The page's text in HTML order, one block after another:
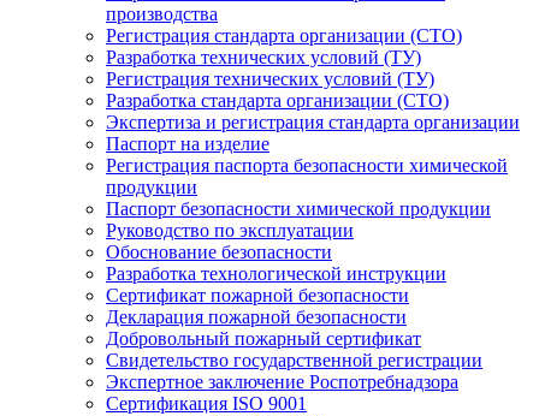
производства
Регистрация стандарта организации (СТО)
Разработка технических условий (ТУ)
Регистрация технических условий (ТУ)
Разработка стандарта организации (СТО)
Экспертиза и регистрация стандарта организации
Паспорт на изделие
Регистрация паспорта безопасности химической
продукции
Паспорт безопасности химической продукции
Руководство по эксплуатации
Обоснование безопасности
Разработка технологической инструкции
Сертификат пожарной безопасности
Декларация пожарной безопасности
Добровольный пожарный сертификат
Свидетельство государственной регистрации
Экспертное заключение Роспотребнадзора
Сертификация ISO 9001